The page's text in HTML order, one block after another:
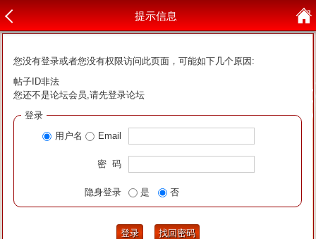
提示信息
您没有登录或者您没有权限访问此页面，可能如下几个原因:
帖子ID非法
您还不是论坛会员,请先登录论坛
登录
用户名
Email
密 码
隐身登录 是 否